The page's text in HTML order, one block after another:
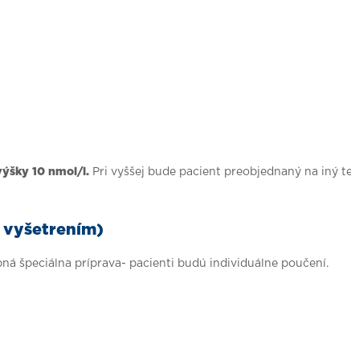
10 nmol/l. Pri vyššej bude pacient preobjednaný na iný
vyšetrením)
špeciálna príprava- pacienti budú individuálne poučení.